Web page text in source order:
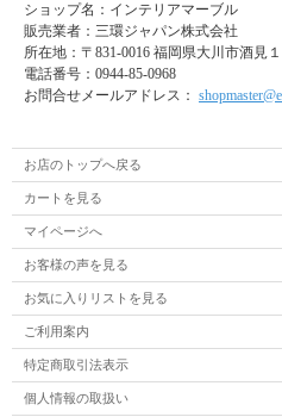
ショップ名：インテリアマーブル
販売業者：三環ジャパン株式会社
所在地： 〒831-0016 福岡県大川市酒見
電話番号： 0944-85-0968
お問合せメールアドレス：
お店のトップへ戻る
カートを見る
マイページへ
お客様の声を見る
お気に入りリストを見る
ご利用案内
特定商取引法表示
個人情報の取扱い